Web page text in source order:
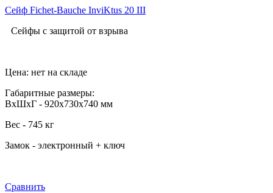
Сейф Fichet-Bauche InviKtus 20 III
Сейфы с защитой от взрыва
Цена: нет на складе
Габаритные размеры:
ВхШхГ - 920х730х740 мм
Вес - 745 кг
Замок - электронный + ключ
Сравнить